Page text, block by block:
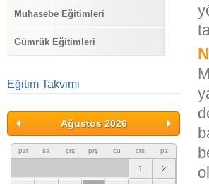
Muhasebe Eğitimleri
Gümrük Eğitimleri
Eğitim Takvimi
Ağustos 2026
pzt sa çrş prş cu cts pz
1 2